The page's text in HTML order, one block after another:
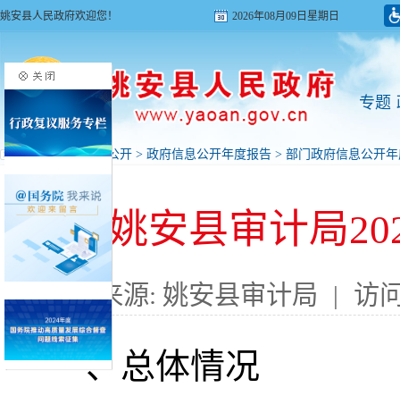
姚安县人民政府欢迎您！ 2026年08月09日星期日
专题
首页>政府信息公开 > 政府信息公开年度报告 > 部门政府信息公开
姚安县审计局
来源: 姚安县审计局 | 访
一、总体情况